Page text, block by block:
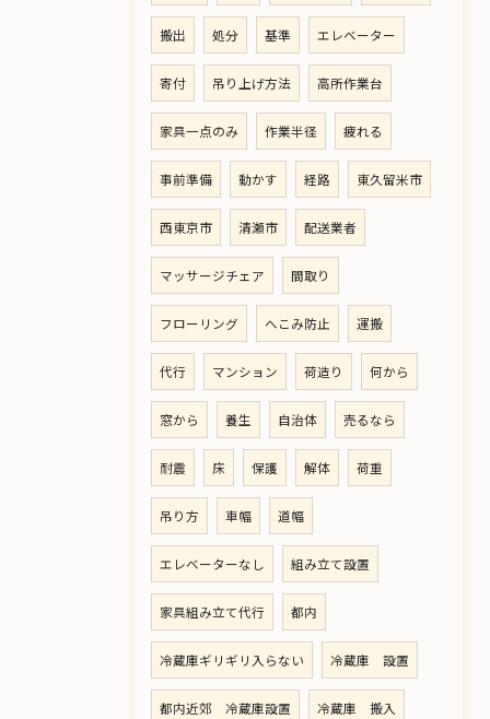
搬出 処分 基準 エレベーター
寄付 吊り上げ方法 高所作業台
家具一点のみ 作業半径 疲れる
事前準備 動かす 経路 東久留米市
西東京市 清瀬市 配送業者
マッサージチェア 間取り
フローリング へこみ防止 運搬
代行 マンション 荷造り 何から
窓から 養生 自治体 売るなら
耐震 床 保護 解体 荷重
吊り方 車幅 道幅
エレベーターなし 組み立て設置
家具組み立て代行 都内
冷蔵庫ギリギリ入らない 冷蔵庫 設置
都内近郊 冷蔵庫設置 冷蔵庫 搬入